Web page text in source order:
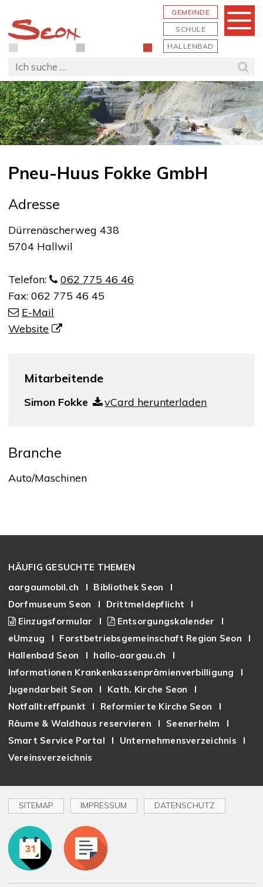
GEMEINDE
SCHULE
HALLENBAD
Menu
Suchbegriff
Pneu-Huus Fokke GmbH
Adresse
Dürrenäscherweg 438
5704 Hallwil
Telefon:
062 775 46 46
Fax:062 775 46 45
E-Mail
Website
Mitarbeitende
Simon Fokke vCard herunterladen
Branche
Auto/Maschinen
HÄUFIG GESUCHTE THEMEN
aargaumobil.ch
Bibliothek Seon
Dorfmuseum Seon
Drittmeldepflicht
Einzugsformular
Entsorgungskalender
eUmzug
Forstbetriebsgemeinschaft Region Seon
Hallenbad Seon
hallo-aargau.ch
Informationen Krankenkassenprämienverbilligung
Jugendarbeit Seon
Kath. Kirche Seon
Notfalltreffpunkt
Reformierte Kirche Seon
Räume & Waldhaus reservieren
Seenerhelm
Smart Service Portal
Unternehmensverzeichnis
Vereinsverzeichnis
SITEMAP IMPRESSUM DATENSCHUTZ
Toplinks